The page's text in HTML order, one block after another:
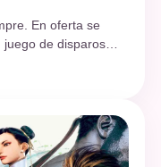
En oferta se
de disparos
a realizar todo tipo
hasta el […]